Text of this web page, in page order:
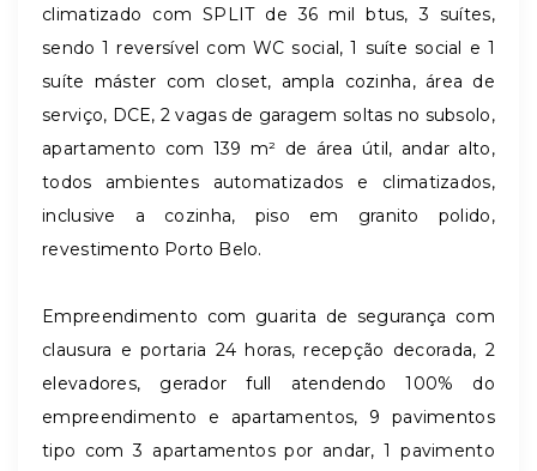
climatizado com SPLIT de 36 mil btus, 3 suítes,
sendo 1 reversível com WC social, 1 suíte social e 1
suíte máster com closet, ampla cozinha, área de
serviço, DCE, 2 vagas de garagem soltas no subsolo,
apartamento com 139 m² de área útil, andar alto,
todos ambientes automatizados e climatizados,
inclusive a cozinha, piso em granito polido,
revestimento Porto Belo.
Empreendimento com guarita de segurança com
clausura e portaria 24 horas, recepção decorada, 2
elevadores, gerador full atendendo 100% do
empreendimento e apartamentos, 9 pavimentos
tipo com 3 apartamentos por andar, 1 pavimento